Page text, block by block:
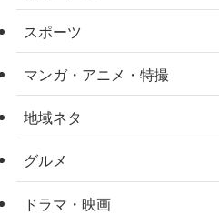
スポーツ
マンガ・アニメ・特撮
地域ネタ
グルメ
ドラマ・映画